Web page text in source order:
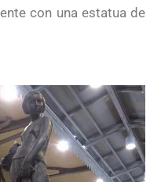
con una estatua de